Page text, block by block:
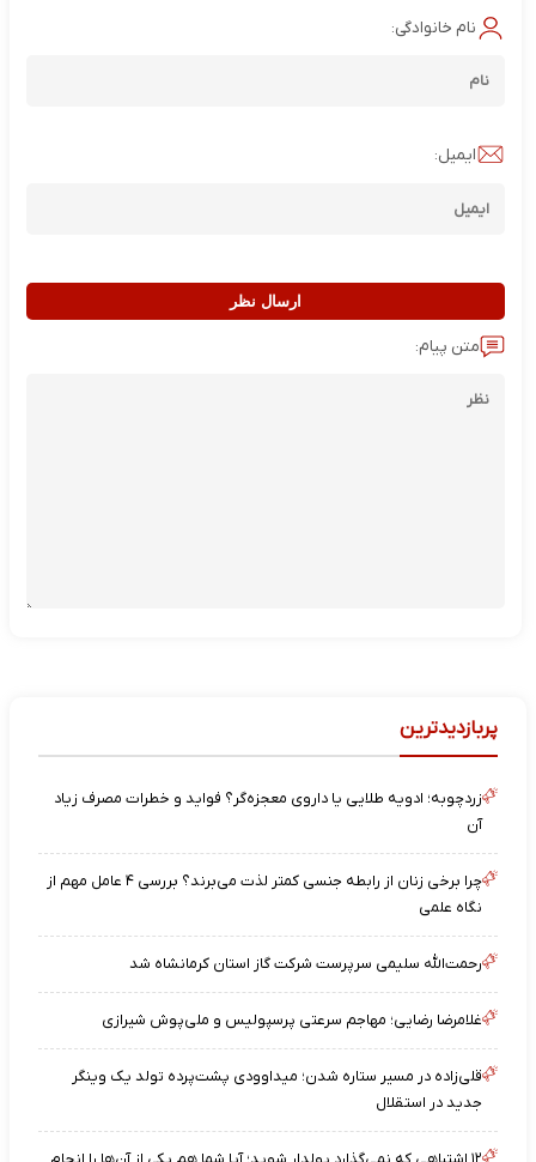
نام خانوادگی:
ایمیل:
ارسال نظر
متن پیام:
پربازدیدترین
زردچوبه؛ ادویه طلایی یا داروی معجزه‌گر؟ فواید و خطرات مصرف زیاد
آن
چرا برخی زنان از رابطه جنسی کمتر لذت می‌برند؟ بررسی ۴ عامل مهم از
نگاه علمی
رحمت‌الله سلیمی سرپرست شرکت گاز استان کرمانشاه شد
غلامرضا رضایی؛ مهاجم سرعتی پرسپولیس و ملی‌پوش شیرازی
قلی‌زاده در مسیر ستاره شدن؛ میداوودی پشت‌پرده تولد یک وینگر
جدید در استقلال